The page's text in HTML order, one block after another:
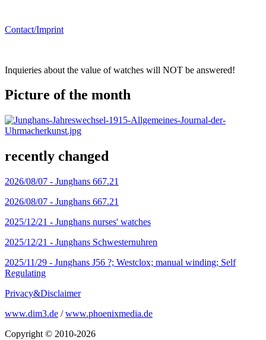
Contact/Imprint
Inquieries about the value of watches will NOT be answered!
Picture of the month
recently changed
2026/08/07 - Junghans 667.21
2026/08/07 - Junghans 667.21
2025/12/21 - Junghans nurses' watches
2025/12/21 - Junghans Schwesternuhren
2025/11/29 - Junghans J56 ?; Westclox; manual winding; Self
Regulating
Privacy&Disclaimer
www.dim3.de /www.phoenixmedia.de
Copyright © 2010-2026